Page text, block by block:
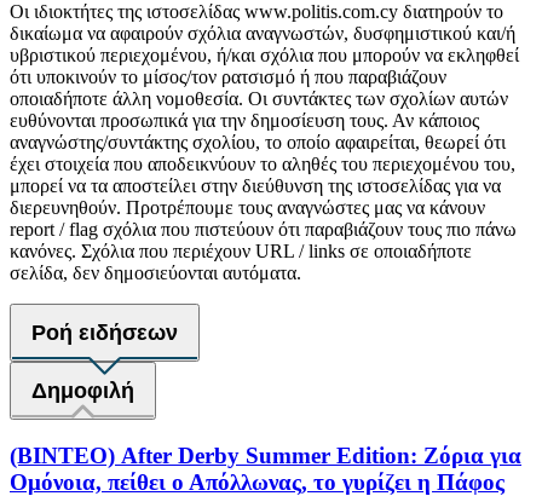
Οι ιδιοκτήτες της ιστοσελίδας www.politis.com.cy διατηρούν το
δικαίωμα να αφαιρούν σχόλια αναγνωστών, δυσφημιστικού και/ή
υβριστικού περιεχομένου, ή/και σχόλια που μπορούν να εκληφθεί
ότι υποκινούν το μίσος/τον ρατσισμό ή που παραβιάζουν
οποιαδήποτε άλλη νομοθεσία. Οι συντάκτες των σχολίων αυτών
ευθύνονται προσωπικά για την δημοσίευση τους. Αν κάποιος
αναγνώστης/συντάκτης σχολίου, το οποίο αφαιρείται, θεωρεί ότι
έχει στοιχεία που αποδεικνύουν το αληθές του περιεχομένου του,
μπορεί να τα αποστείλει στην διεύθυνση της ιστοσελίδας για να
διερευνηθούν. Προτρέπουμε τους αναγνώστες μας να κάνουν
report / flag σχόλια που πιστεύουν ότι παραβιάζουν τους πιο πάνω
κανόνες. Σχόλια που περιέχουν URL / links σε οποιαδήποτε
σελίδα, δεν δημοσιεύονται αυτόματα.
Ροή ειδήσεων
Δημοφιλή
(ΒΙΝΤΕΟ) After Derby Summer Edition: Ζόρια για
Ομόνοια, πείθει ο Απόλλωνας, το γυρίζει η Πάφος